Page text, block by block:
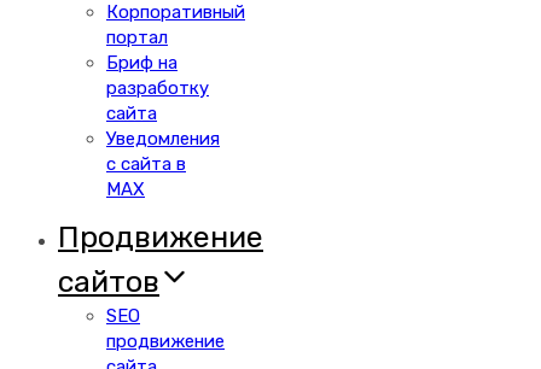
Корпоративный
портал
Бриф на
разработку
сайта
Уведомления
с сайта в
MAX
Продвижение
сайтов
SEO
продвижение